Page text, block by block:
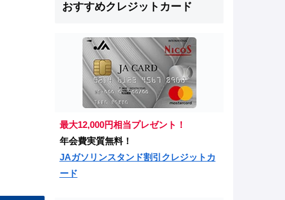
おすすめクレジットカード
最大12,000円相当プレゼント！
年会費実質無料！
JAガソリンスタンド割引クレジットカ
ード